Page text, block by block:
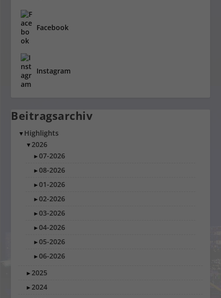
Facebook
Instagram
Beitragsarchiv
▼ Highlights
▼2026
►07-2026
►08-2026
►01-2026
►02-2026
►03-2026
►04-2026
►05-2026
►06-2026
►2025
►2024